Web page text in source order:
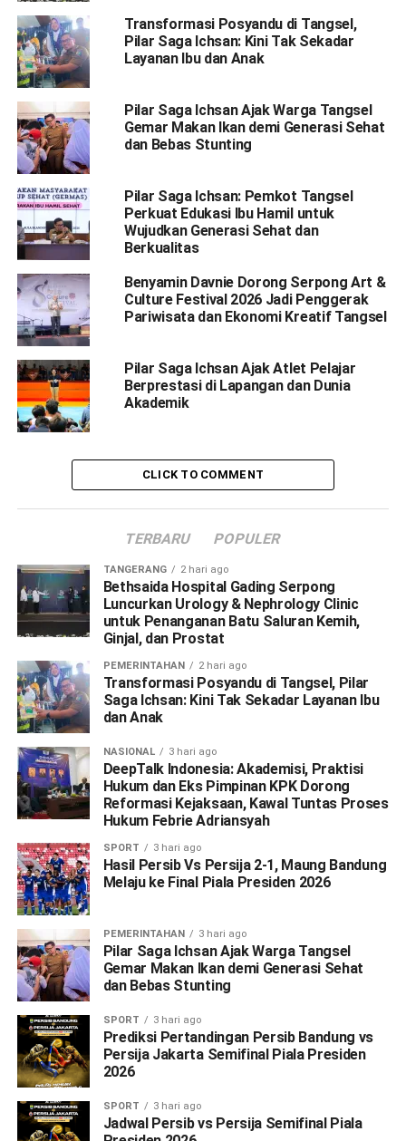
Transformasi Posyandu di Tangsel,
Pilar Saga Ichsan: Kini Tak Sekadar
Layanan Ibu dan Anak
Pilar Saga Ichsan Ajak Warga Tangsel
Gemar Makan Ikan demi Generasi Sehat
dan Bebas Stunting
Pilar Saga Ichsan: Pemkot Tangsel
Perkuat Edukasi Ibu Hamil untuk
Wujudkan Generasi Sehat dan
Berkualitas
Benyamin Davnie Dorong Serpong Art &
Culture Festival 2026 Jadi Penggerak
Pariwisata dan Ekonomi Kreatif Tangsel
Pilar Saga Ichsan Ajak Atlet Pelajar
Berprestasi di Lapangan dan Dunia
Akademik
CLICK TO COMMENT
TERBARU POPULER
TANGERANG 2 hari ago
Bethsaida Hospital Gading Serpong
Luncurkan Urology & Nephrology Clinic
untuk Penanganan Batu Saluran Kemih,
Ginjal, dan Prostat
PEMERINTAHAN 2 hari ago
Transformasi Posyandu di Tangsel, Pilar
Saga Ichsan: Kini Tak Sekadar Layanan Ibu
dan Anak
NASIONAL 3 hari ago
DeepTalk Indonesia: Akademisi, Praktisi
Hukum dan Eks Pimpinan KPK Dorong
Reformasi Kejaksaan, Kawal Tuntas Proses
Hukum Febrie Adriansyah
SPORT 3 hari ago
Hasil Persib Vs Persija 2-1, Maung Bandung
Melaju ke Final Piala Presiden 2026
PEMERINTAHAN 3 hari ago
Pilar Saga Ichsan Ajak Warga Tangsel
Gemar Makan Ikan demi Generasi Sehat
dan Bebas Stunting
SPORT 3 hari ago
Prediksi Pertandingan Persib Bandung vs
Persija Jakarta Semifinal Piala Presiden
2026
SPORT 3 hari ago
Jadwal Persib vs Persija Semifinal Piala